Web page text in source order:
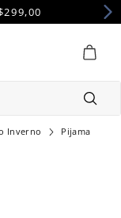
Inverno
Pijama